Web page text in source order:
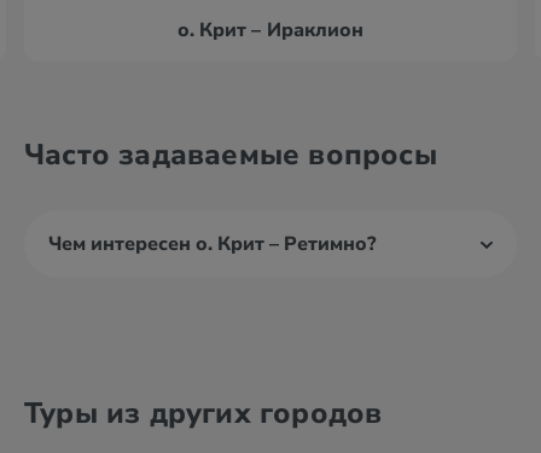
о. Крит – Ираклион
Часто задаваемые вопросы
Чем интересен о. Крит – Ретимно?
Туры из других городов